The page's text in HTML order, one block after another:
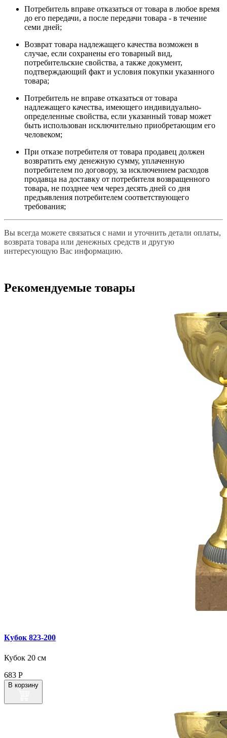
Потребитель вправе отказаться от товара в любое время
до его передачи, а после передачи товара - в течение
семи дней;
Возврат товара надлежащего качества возможен в
случае, если сохранены его товарный вид,
потребительские свойства, а также документ,
подтверждающий факт и условия покупки указанного
товара;
Потребитель не вправе отказаться от товара
надлежащего качества, имеющего индивидуально-
определенные свойства, если указанный товар может
быть использован исключительно приобретающим его
человеком;
При отказе потребителя от товара продавец должен
возвратить ему денежную сумму, уплаченную
потребителем по договору, за исключением расходов
продавца на доставку от потребителя возвращенного
товара, не позднее чем через десять дней со дня
предъявления потребителем соответствующего
требования;
Вы всегда можете связаться с нами и уточнить детали оплаты,
возврата товара или денежных средств и другую
интересующую Вас информацию.
Рекомендуемые товары
Кубок 823‑200
Кубок 20 см
683 Р
В корзину